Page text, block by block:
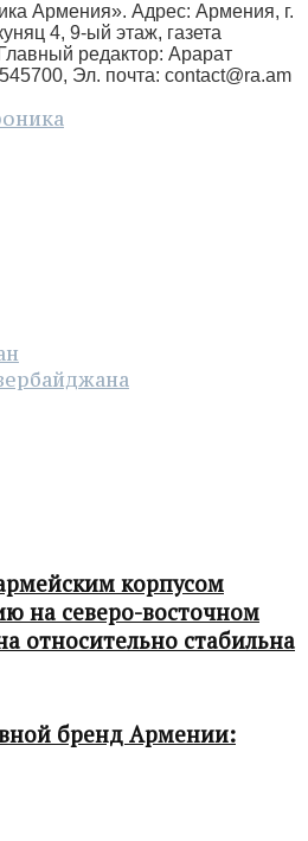
Армения». Адрес: Армения, г.
4, 9-ый этаж, газета
редактор: Арарат
Эл. почта: contact@ra.am
корпусом
на северо-восточном
относительно стабильна
бренд Армении: